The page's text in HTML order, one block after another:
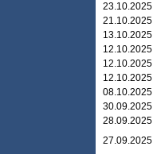
23.10.2025
21.10.2025
13.10.2025
12.10.2025
12.10.2025
12.10.2025
08.10.2025
30.09.2025
28.09.2025
27.09.2025